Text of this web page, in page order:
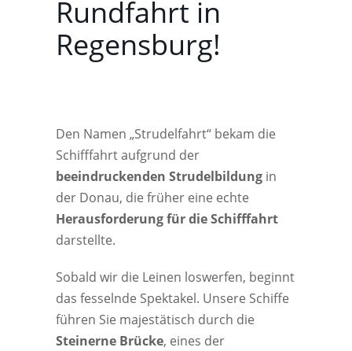
Rundfahrt in
Regensburg!
Den Namen „Strudelfahrt“ bekam die
Schifffahrt aufgrund der
beeindruckenden Strudelbildungin
der Donau, die früher eine echte
Herausforderung für die Schifffahrt
darstellte.
Sobald wir die Leinen loswerfen, beginnt
das fesselnde Spektakel. Unsere Schiffe
führen Sie majestätisch durch die
Steinerne Brücke, eines der